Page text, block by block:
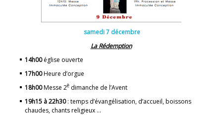
samedi 7 décembre
La Rédemption
14h00église ouverte
17h00Heure d’orgue
18h00Messe 2è dimanche de l’Avent
19h15 à 22h30: temps d’évangélisation, d’accueil, boissons
chaudes, chants religieux ...